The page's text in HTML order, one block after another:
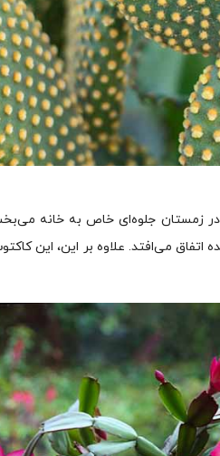
زمستان جلوه‌ای خاص به خانه
می‌افتد. علاوه بر این، این